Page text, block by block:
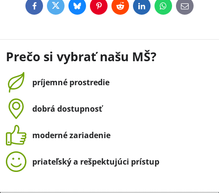
FacebookTwitterBlueskyPinterestRedditLinkedInWhatsApp
E-
mail
Prečo si vybrať našu MŠ?
príjemné prostredie
dobrá dostupnosť
moderné zariadenie
priateľský a rešpektujúci prístup